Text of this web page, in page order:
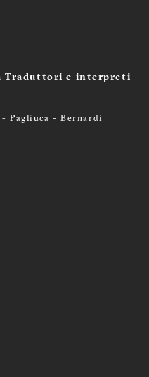
Traduttori e interpreti
Pagliuca - Bernardi